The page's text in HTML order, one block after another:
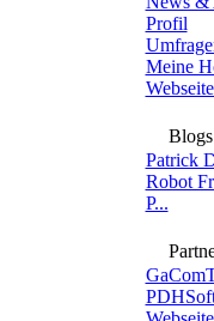
Profil
Meine
Blogs
Patrick
Robot
P...